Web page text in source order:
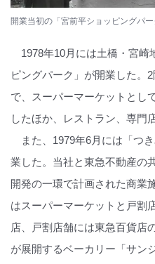
開業当初の「宮前平ショッピングパー
1978年10月には土橋・宮崎
ピングパーク」が開業した。
で、スーパーマーケットとし
したほか、レストラン、専門
また、1979年6月には「つ
業した。当社と東急不動産の
開発の一環で計画された商業
はスーパーマーケットと戸割
店、戸割店舗には東急百貨店
が展開するベーカリー「サン